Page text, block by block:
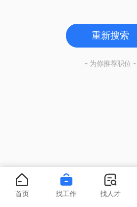
重新搜索
- 为你推荐职位 -
首页 找工作 找人才